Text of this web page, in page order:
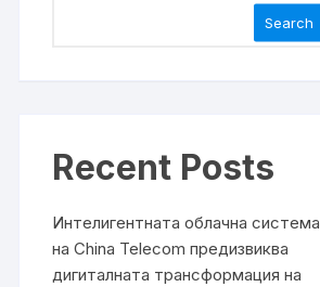
Search
Recent Posts
Интелигентната облачна система
на China Telecom предизвиква
дигиталната трансформация на